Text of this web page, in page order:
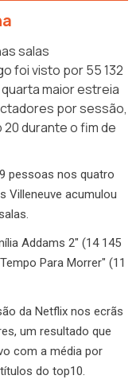
salas
foi visto por 55 132
maior estreia
por sessão,
durante o fim de
pessoas nos quatro
Villeneuve acumulou
Addams 2" (14 145
Para Morrer" (11
da Netflix nos ecrãs
um resultado que
com a média por
do top10.